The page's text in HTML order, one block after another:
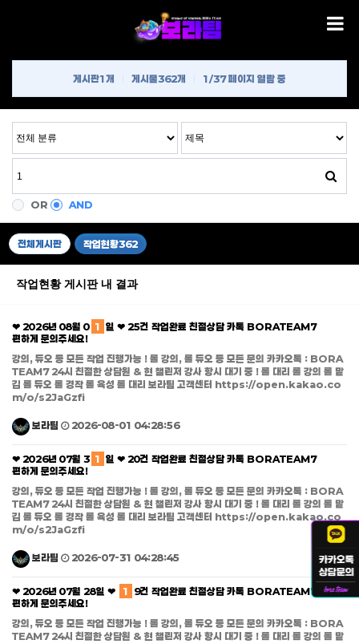
게시판1개 게시물362개 1/37 페이지 열람 중
OR AND
전체게시판 작업현황362
작업현황 게시판 내 결과
❤ 2026년 08월 0 1 일 ❤ 25건 작업완료 친절상담 카톡 BORATEAM7
편하게 문의주세요!
강의, 듀오 등 모든 작업 진행가능 ! 롤 강의, 롤 듀오 등 모든 문의 카카오톡 : BORA
TEAM7 24시 친절한 상담원 & 현 챌린저 강사 항시 대기 중 ! 롤 대리 롤 강의 롤 맡
김 롤 듀오 롤 경작 롤 육성 롤 대리 보라팀 고객센터 https://open.kakao.co
m/o/s2JaGzfi
보라팀 2026-08-01 04:28:56
❤ 2026년 07월 3 1 일 ❤ 20건 작업완료 친절상담 카톡 BORATEAM7
편하게 문의주세요!
강의, 듀오 등 모든 작업 진행가능 ! 롤 강의, 롤 듀오 등 모든 문의 카카오톡 : BORA
TEAM7 24시 친절한 상담원 & 현 챌린저 강사 항시 대기 중 ! 롤 대리 롤 강의 롤 맡
김 롤 듀오 롤 경작 롤 육성 롤 대리 보라팀 고객센터 https://open.kakao.co
m/o/s2JaGzfi
보라팀 2026-07-31 04:28:45
❤ 2026년 07월 28일 ❤ 1
9건 작업완료 친절상담 카톡 BORATEAM7
편하게 문의주세요!
강의, 듀오 등 모든 작업 진행가능 ! 롤 강의, 롤 듀오 등 모든 문의 카카오톡 : BORA
TEAM7 24시 친절한 상담원 & 현 챌린저 강사 항시 대기 중 ! 롤 대리 롤 강의 롤 맡